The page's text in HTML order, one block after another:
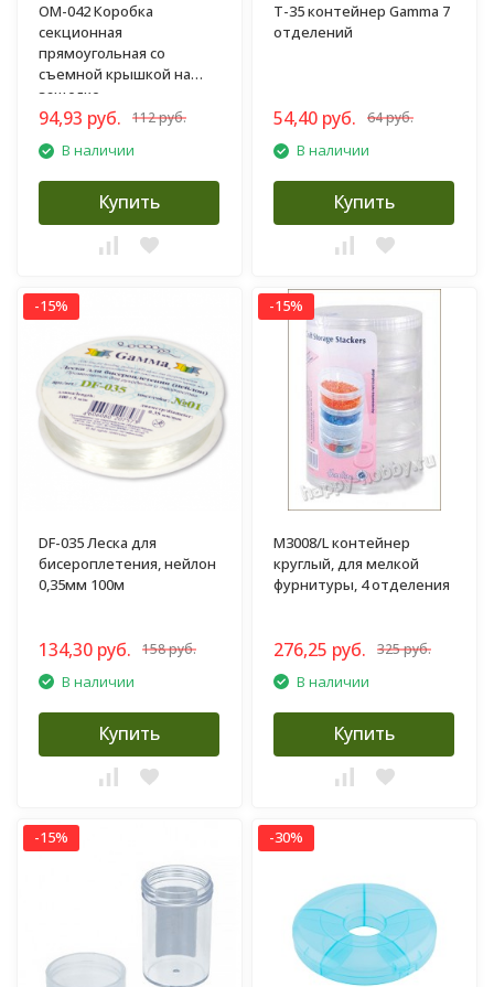
OM-042 Коробка
секционная
прямоугольная со
съемной крышкой на
защелке
94,93 руб. 112 руб.
В наличии
Купить
T-35 контейнер Gamma 7
отделений
54,40 руб. 64 руб.
В наличии
Купить
-15%
DF-035 Леска для
бисероплетения, нейлон
0,35мм 100м
134,30 руб. 158 руб.
В наличии
Купить
-15%
M3008/L контейнер
круглый, для мелкой
фурнитуры, 4 отделения
276,25 руб. 325 руб.
В наличии
Купить
-15% -30%